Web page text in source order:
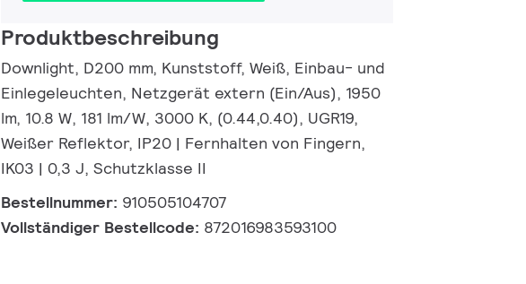
Produktbeschreibung
Downlight, D200 mm, Kunststoff, Weiß, Einbau- und
Einlegeleuchten, Netzgerät extern (Ein/Aus), 1950
lm, 10.8 W, 181 lm/W, 3000 K, (0.44,0.40), UGR19,
Weißer Reflektor, IP20 | Fernhalten von Fingern,
IK03 | 0,3 J, Schutzklasse II
Bestellnummer: 910505104707
Vollständiger Bestellcode: 872016983593100